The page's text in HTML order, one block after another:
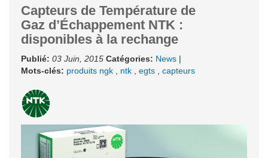
Capteurs de Température de
Gaz d’Échappement NTK :
disponibles à la rechange
Publié: 03 Juin, 2015 Catégories: News |
Mots-clés: produits ngk ntk egts capteurs